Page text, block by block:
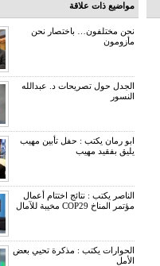
مواضيع ذات علاقة
نحن مختلفون… باختصار نحن
مأزومون
الجدل حول تصريحات د. عبدالله
النسور
ابو رمان يكتب : حفل تأبين مهيب
يليق بفقيد مهيب
الناصر يكتب : نتائج اختتام أعمال
مؤتمر المناخ COP29 مخيبة للآمال
الحوارات يكتب : مذكرة تحيي بعض
الأمل